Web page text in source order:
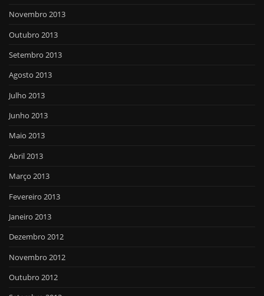
Novembro 2013
Outubro 2013
Setembro 2013
Agosto 2013
Julho 2013
Junho 2013
Maio 2013
Abril 2013
Março 2013
Fevereiro 2013
Janeiro 2013
Dezembro 2012
Novembro 2012
Outubro 2012